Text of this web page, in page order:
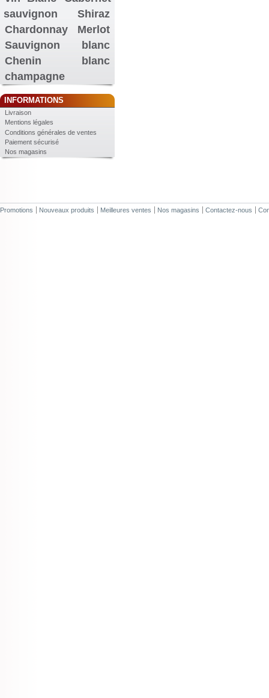
sauvignon
Shiraz
Chardonnay
Merlot
Sauvignon blanc
Chenin blanc
champagne
INFORMATIONS
Livraison
Mentions légales
Conditions générales de ventes
Paiement sécurisé
Nos magasins
Promotions Nouveaux produits Meilleures ventes Nos magasins Contactez-nous